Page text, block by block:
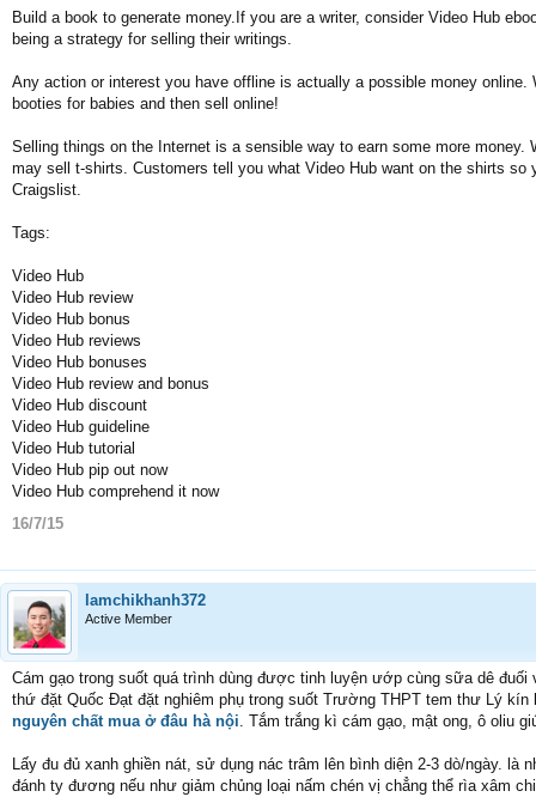
Build a book to generate money.If you are a writer, consider Video Hub
being a strategy for selling their writings.
Any action or interest you have offline is actually a possible money
booties for babies and then sell online!
Selling things on the Internet is a sensible way to earn some more
may sell t-shirts. Customers tell you what Video Hub want on the shirts
Craigslist.
Tags:
Video Hub
Video Hub review
Video Hub bonus
Video Hub reviews
Video Hub bonuses
Video Hub review and bonus
Video Hub discount
Video Hub guideline
Video Hub tutorial
Video Hub pip out now
Video Hub comprehend it now
16/7/15
lamchikhanh372
Active Member
Cám gạo trong suốt quá trình dùng được tinh luyện ướp cùng sữa dê
thứ đặt Quốc Đạt đặt nghiêm phụ trong suốt Trường THPT tem thư Lý
nguyên chất mua ở đâu hà nội. Tắm trắng kì cám gạo, mật ong, ô oliu
Lấy đu đủ xanh ghiền nát, sử dụng nác trâm lên bình diện 2-3 dò/ngày.
đánh ty đương nếu như giảm chủng loại nấm chén vị chẳng thể rìa xâm